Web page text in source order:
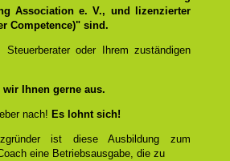
Association e. V., und lizenzierter
Competence)" sind.
Steuerberater oder Ihrem zuständigen
Ihnen gerne aus.
nach! Es lohnt sich!
ist diese Ausbildung zum
eine Betriebsausgabe, die zu